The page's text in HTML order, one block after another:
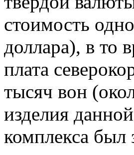
стоимость
доллара), в то
плата
тысяч вон
изделия
комплекса был